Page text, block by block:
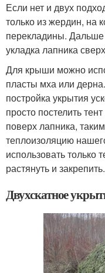
Если нет и двух
только из жердин, на
перекладины. Дальше
укладка лапника
Для крыши можно
пласты мха или
постройка укрытия
просто постелить
поверх лапника,
теплоизоляцию
использовать только
растянуть и закрепить.
Двухскатное